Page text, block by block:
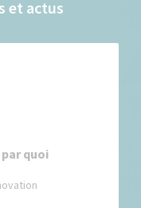
et actus
quoi